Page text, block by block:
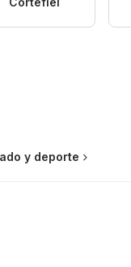
y deporte